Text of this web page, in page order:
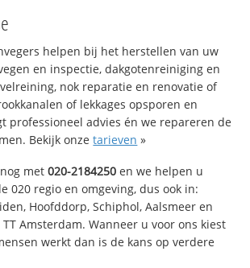
helpen bij het herstellen van uw
en inspectie, dakgotenreiniging en
nok reparatie en renovatie of
of lekkages opsporen en
professioneel advies én we repareren de
Bekijk onzetarieven »
met020-2184250 en we helpen u
020 regio en omgeving, dus ook in:
Hoofddorp, Schiphol, Aalsmeer en
Amsterdam. Wanneer u voor ons kiest
werkt dan is de kans op verdere